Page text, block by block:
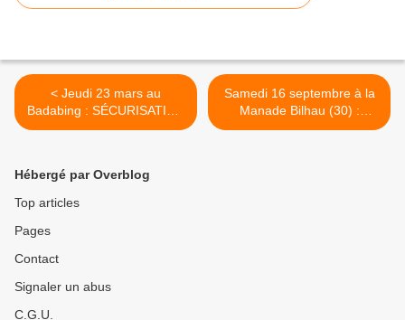
< Jeudi 23 mars au
Badabing : SÉCURISATION
+ TÔLE FROIDE
Samedi 16 septembre à la
Manade Bilhau (30) :
L'assos'Y'Song fait ses 20
Hébergé par Overblog
Top articles
Pages
Contact
Signaler un abus
C.G.U.